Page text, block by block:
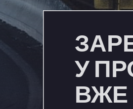
У
ВЖЕ